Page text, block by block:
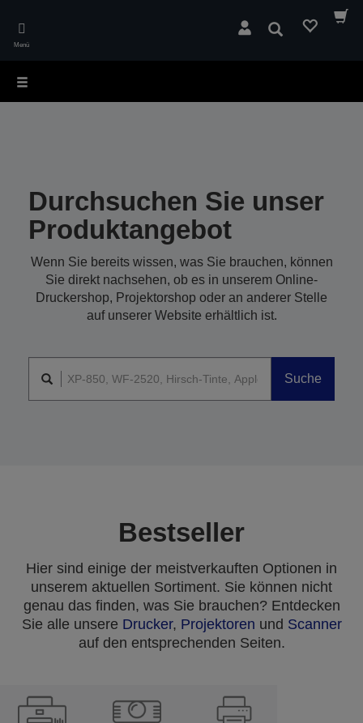
main
Menü
Suchen
Durchsuchen Sie unser
Produktangebot
Wenn Sie bereits wissen, was Sie brauchen, können
Sie direkt nachsehen, ob es in unserem Online-
Druckershop, Projektorshop oder an anderer Stelle
auf unserer Website erhältlich ist.
Suche
Bestseller
Hier sind einige der meistverkauften Optionen in
unserem aktuellen Sortiment. Sie können nicht
genau das finden, was Sie brauchen? Entdecken
Sie alle unsere Drucker, Projektoren und Scanner
auf den entsprechenden Seiten.